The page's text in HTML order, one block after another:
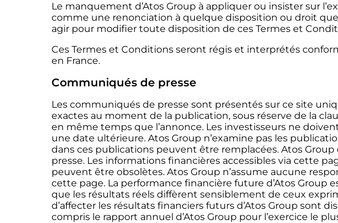
Le manquement d’Atos Group à appliquer ou insister sur
comme une renonciation à quelque disposition ou droit
agir pour modifier toute disposition de ces Termes et
Ces Termes et Conditions seront régis et interprétés
en France.
Communiqués de presse
Les communiqués de presse sont présentés sur ce site
exactes au moment de la publication, sous réserve de la
en même temps que l’annonce. Les investisseurs ne
une date ultérieure. Atos Group n’examine pas les
dans ces publications peuvent être remplacées. Atos
presse. Les informations financières accessibles via cette
peuvent être obsolètes. Atos Group n’assume aucune
cette page. La performance financière future d’Atos Group
que les résultats réels diffèrent sensiblement de ceux
d’affecter les résultats financiers futurs d’Atos Group sont
compris le rapport annuel d’Atos Group pour l’exercice le